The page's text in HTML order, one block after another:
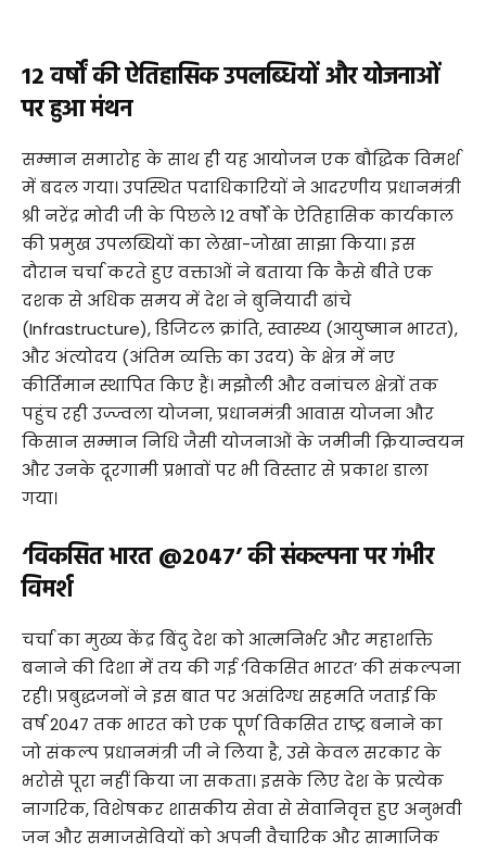
12 वर्षों की ऐतिहासिक उपलब्धियों और योजनाओं
पर हुआ मंथन
​सम्मान समारोह के साथ ही यह आयोजन एक बौद्धिक विमर्श
में बदल गया। उपस्थित पदाधिकारियों ने आदरणीय प्रधानमंत्री
श्री नरेंद्र मोदी जी के पिछले 12 वर्षों के ऐतिहासिक कार्यकाल
की प्रमुख उपलब्धियों का लेखा-जोखा साझा किया। इस
दौरान चर्चा करते हुए वक्ताओं ने बताया कि कैसे बीते एक
दशक से अधिक समय में देश ने बुनियादी ढांचे
(Infrastructure), डिजिटल क्रांति, स्वास्थ्य (आयुष्मान भारत),
और अंत्योदय (अंतिम व्यक्ति का उदय) के क्षेत्र में नए
कीर्तिमान स्थापित किए हैं। मझौली और वनांचल क्षेत्रों तक
पहुंच रही उज्ज्वला योजना, प्रधानमंत्री आवास योजना और
किसान सम्मान निधि जैसी योजनाओं के जमीनी क्रियान्वयन
और उनके दूरगामी प्रभावों पर भी विस्तार से प्रकाश डाला
गया।
‘विकसित भारत @2047’ की संकल्पना पर गंभीर
विमर्श
​चर्चा का मुख्य केंद्र बिंदु देश को आत्मनिर्भर और महाशक्ति
बनाने की दिशा में तय की गई ‘विकसित भारत’ की संकल्पना
रही। प्रबुद्धजनों ने इस बात पर असंदिग्ध सहमति जताई कि
वर्ष 2047 तक भारत को एक पूर्ण विकसित राष्ट्र बनाने का
जो संकल्प प्रधानमंत्री जी ने लिया है, उसे केवल सरकार के
भरोसे पूरा नहीं किया जा सकता। इसके लिए देश के प्रत्येक
नागरिक, विशेषकर शासकीय सेवा से सेवानिवृत्त हुए अनुभवी
जन और समाजसेवियों को अपनी वैचारिक और सामाजिक